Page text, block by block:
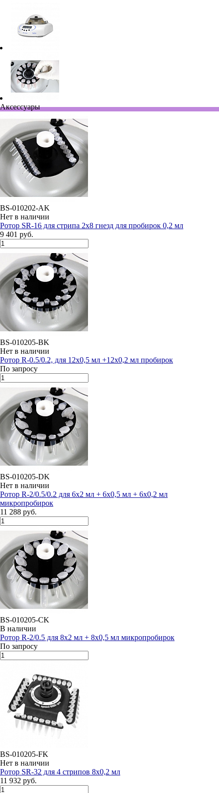
Аксессуары
BS-010202-AK
Нет в наличии
Ротор SR-16 для стрипа 2х8 гнезд для пробирок 0,2 мл
9 401 руб.
BS-010205-BK
Нет в наличии
Ротор R-0.5/0.2, для 12х0,5 мл +12x0,2 мл пробирок
По запросу
BS-010205-DK
Нет в наличии
Ротор R-2/0.5/0.2 для 6х2 мл + 6х0,5 мл + 6х0,2 мл
микропробирок
11 288 руб.
BS-010205-CK
В наличии
Ротор R-2/0.5 для 8х2 мл + 8х0,5 мл микропробирок
По запросу
BS-010205-FK
Нет в наличии
Ротор SR-32 для 4 стрипов 8х0,2 мл
11 932 руб.